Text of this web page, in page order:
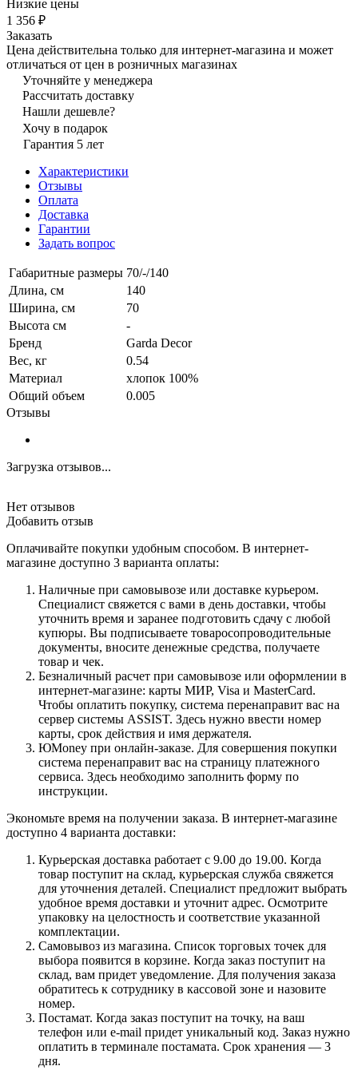
Низкие цены
1 356 ₽
Заказать
Цена действительна только для интернет-магазина и может
отличаться от цен в розничных магазинах
Уточняйте у менеджера
Рассчитать доставку
Нашли дешевле?
Хочу в подарок
Гарантия 5 лет
Характеристики
Отзывы
Оплата
Доставка
Гарантии
Задать вопрос
Габаритные размеры 70/-/140
Длина, см
140
Ширина, см
70
Высота см
-
Бренд
Garda Decor
Вес, кг
0.54
Материал
хлопок 100%
Общий объем
0.005
Отзывы
Загрузка отзывов...
Нет отзывов
Добавить отзыв
Оплачивайте покупки удобным способом. В интернет-
магазине доступно 3 варианта оплаты:
Наличные при самовывозе или доставке курьером.
Специалист свяжется с вами в день доставки, чтобы
уточнить время и заранее подготовить сдачу с любой
купюры. Вы подписываете товаросопроводительные
документы, вносите денежные средства, получаете
товар и чек.
Безналичный расчет при самовывозе или оформлении в
интернет-магазине: карты МИР, Visa и MasterCard.
Чтобы оплатить покупку, система перенаправит вас на
сервер системы ASSIST. Здесь нужно ввести номер
карты, срок действия и имя держателя.
ЮMoney при онлайн-заказе. Для совершения покупки
система перенаправит вас на страницу платежного
сервиса. Здесь необходимо заполнить форму по
инструкции.
Экономьте время на получении заказа. В интернет-магазине
доступно 4 варианта доставки:
Курьерская доставка работает с 9.00 до 19.00. Когда
товар поступит на склад, курьерская служба свяжется
для уточнения деталей. Специалист предложит выбрать
удобное время доставки и уточнит адрес. Осмотрите
упаковку на целостность и соответствие указанной
комплектации.
Самовывоз из магазина. Список торговых точек для
выбора появится в корзине. Когда заказ поступит на
склад, вам придет уведомление. Для получения заказа
обратитесь к сотруднику в кассовой зоне и назовите
номер.
Постамат. Когда заказ поступит на точку, на ваш
телефон или e-mail придет уникальный код. Заказ нужно
оплатить в терминале постамата. Срок хранения — 3
дня.